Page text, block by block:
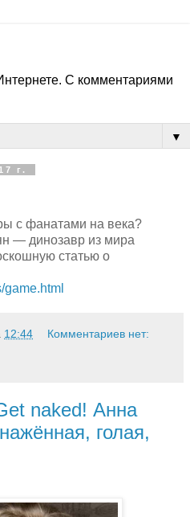
С комментариями
▼
г.
с фанатами на века?
— динозавр из мира
статью о
12:44 Комментариев нет:
naked! Анна
голая,